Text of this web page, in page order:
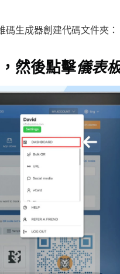
生成器創建代碼文件夾：
然後點擊儀表